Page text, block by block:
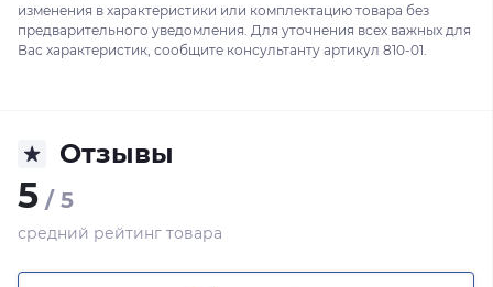
изменения в характеристики или комплектацию товара без
предварительного уведомления. Для уточнения всех важных для
Вас характеристик, сообщите консультанту артикул 810-01.
Отзывы
5 / 5
средний рейтинг товара